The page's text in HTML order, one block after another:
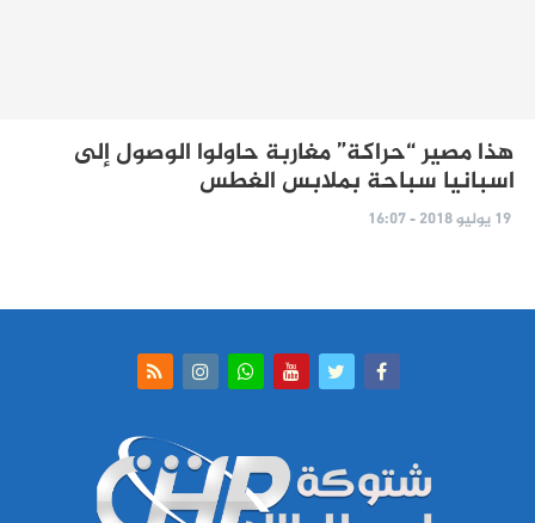
هذا مصير “حراكة” مغاربة حاولوا الوصول إلى
اسبانيا سباحة بملابس الغطس
19 يوليو 2018 - 16:07